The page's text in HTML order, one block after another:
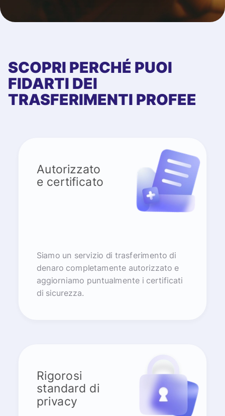
SCOPRI PERCHÉ PUOI
FIDARTI DEI
TRASFERIMENTI PROFEE
Autorizzato
e certificato
Siamo un servizio di trasferimento di
denaro completamente autorizzato e
aggiorniamo puntualmente i certificati
di sicurezza.
Rigorosi
standard di
privacy